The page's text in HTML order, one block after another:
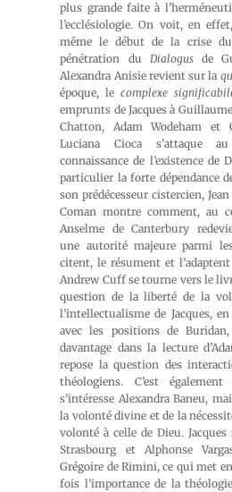
plus grande faite à
l’ecclésiologie. On voit, en
même le début de la crise
pénétration du Dialogusde
Alexandra Anisie revient sur la
époque, lecomplexe
emprunts de Jacques à
Chatton, Adam Wodeham et
Luciana Cioca s’attaque
connaissance de l’existence de
particulier la forte dépendance
son prédécesseur cistercien,
Coman montre comment, au
Anselme de Canterbury
une autorité majeure parmi
citent, le résument et
Andrew Cuff se tourne vers le
question de la liberté de la
l’intellectualisme de Jacques,
avec les positions de Buridan,
davantage dans la lecture
repose la question des
théologiens. C’est
s’intéresse Alexandra Baneu,
la volonté divine et de la
volonté à celle de Dieu.
Strasbourg et Alphonse
Grégoire de Rimini, ce qui met
fois l’importance de la